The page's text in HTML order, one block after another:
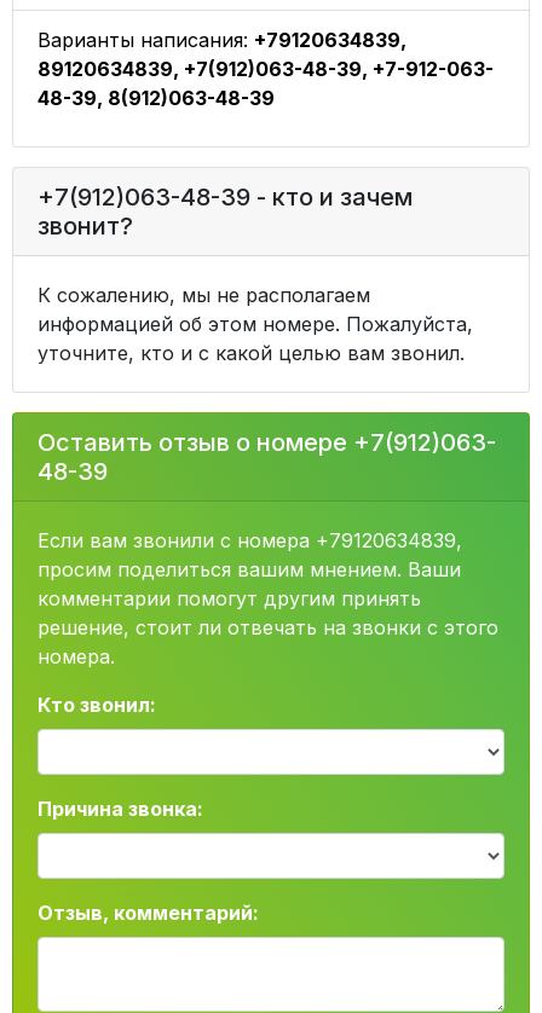
Варианты написания: +79120634839,
89120634839, +7(912)063-48-39, +7-912-063-
48-39, 8(912)063-48-39
+7(912)063-48-39 - кто и зачем
звонит?
К сожалению, мы не располагаем
информацией об этом номере. Пожалуйста,
уточните, кто и с какой целью вам звонил.
Оставить отзыв о номере +7(912)063-
48-39
Если вам звонили с номера +79120634839,
просим поделиться вашим мнением. Ваши
комментарии помогут другим принять
решение, стоит ли отвечать на звонки с этого
номера.
Кто звонил:
Причина звонка:
Отзыв, комментарий: